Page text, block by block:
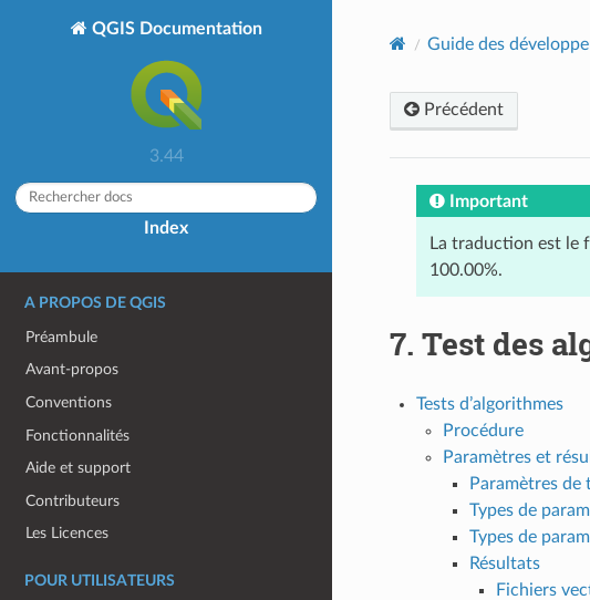
QGIS Documentation
3.44
Index
A PROPOS DE QGIS
Préambule
Avant-propos
Conventions
Fonctionnalités
Aide et support
Contributeurs
Les Licences
POUR UTILISATEURS
Guide des
Précédent
Important
La traduction est le
100.00%.
7. Test des
Tests d’algorithmes
Procédure
Paramètres et
Paramètres de
Types de
Types de
Résultats
Fichiers